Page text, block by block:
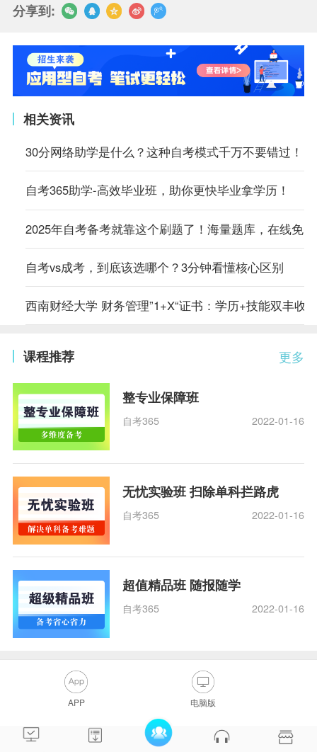
分享到:
相关资讯
30分网络助学是什么？这种自考模式千万不要错过！
自考365助学-高效毕业班，助你更快毕业拿学历！
2025年自考备考就靠这个刷题了！海量题库，在线免
自考vs成考，到底该选哪个？3分钟看懂核心区别
西南财经大学 财务管理”1+X“证书：学历+技能双丰收
更多
课程推荐
整专业保障班
自考365 2022-01-16
无忧实验班 扫除单科拦路虎
自考365 2022-01-16
超值精品班 随报随学
自考365 2022-01-16
APP 电脑版